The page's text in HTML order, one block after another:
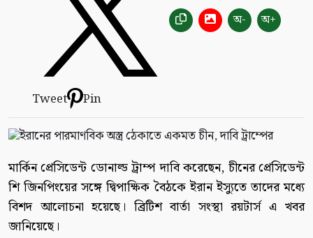
Tweet Pin
অ- অ+
মার্কিন প্রেসিডেন্ট ডোনাল্ড ট্রাম্প দাবি করেছেন, চীনের প্রেসিডেন্ট
শি জিনপিংয়ের সঙ্গে দ্বিপাক্ষিক বৈঠকে ইরান ইস্যুতে তাদের মধ্যে
বিশদ আলোচনা হয়েছে। ব্রিটিশ বার্তা সংস্থা রয়টার্স এ খবর
জানিয়েছে।